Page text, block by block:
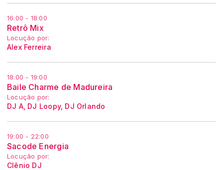
16:00 - 18:00
Retrô Mix
Locução por:
Alex Ferreira
18:00 - 19:00
Baile Charme de Madureira
Locução por:
DJ A, DJ Loopy, DJ Orlando
19:00 - 22:00
Sacode Energia
Locução por:
Clênio DJ